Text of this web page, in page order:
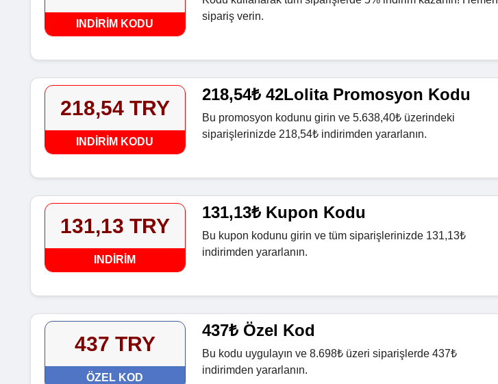
INDIRIM KODU
sipariş verin.
218,54 TRY
INDIRIM KODU
218,54₺ 42Lolita Promosyon Kodu
Bu promosyon kodunu girin ve 5.638,40₺ üzerindeki
siparişlerinizde 218,54₺ indirimden yararlanın.
131,13 TRY
INDIRIM
131,13₺ Kupon Kodu
Bu kupon kodunu girin ve tüm siparişlerinizde 131,13₺
indirimden yararlanın.
437 TRY
ÖZEL KOD
437₺ Özel Kod
Bu kodu uygulayın ve 8.698₺ üzeri siparişlerde 437₺
indirimden yararlanın.